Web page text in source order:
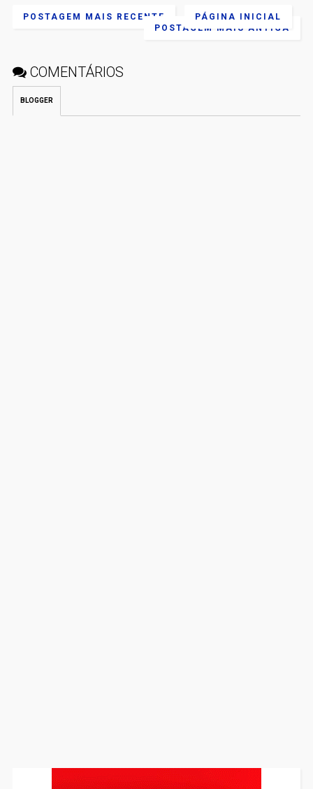
POSTAGEM MAIS RECENTE
POSTAGEM MAIS ANTIGA
PÁGINA INICIAL
COMENTÁRIOS
BLOGGER